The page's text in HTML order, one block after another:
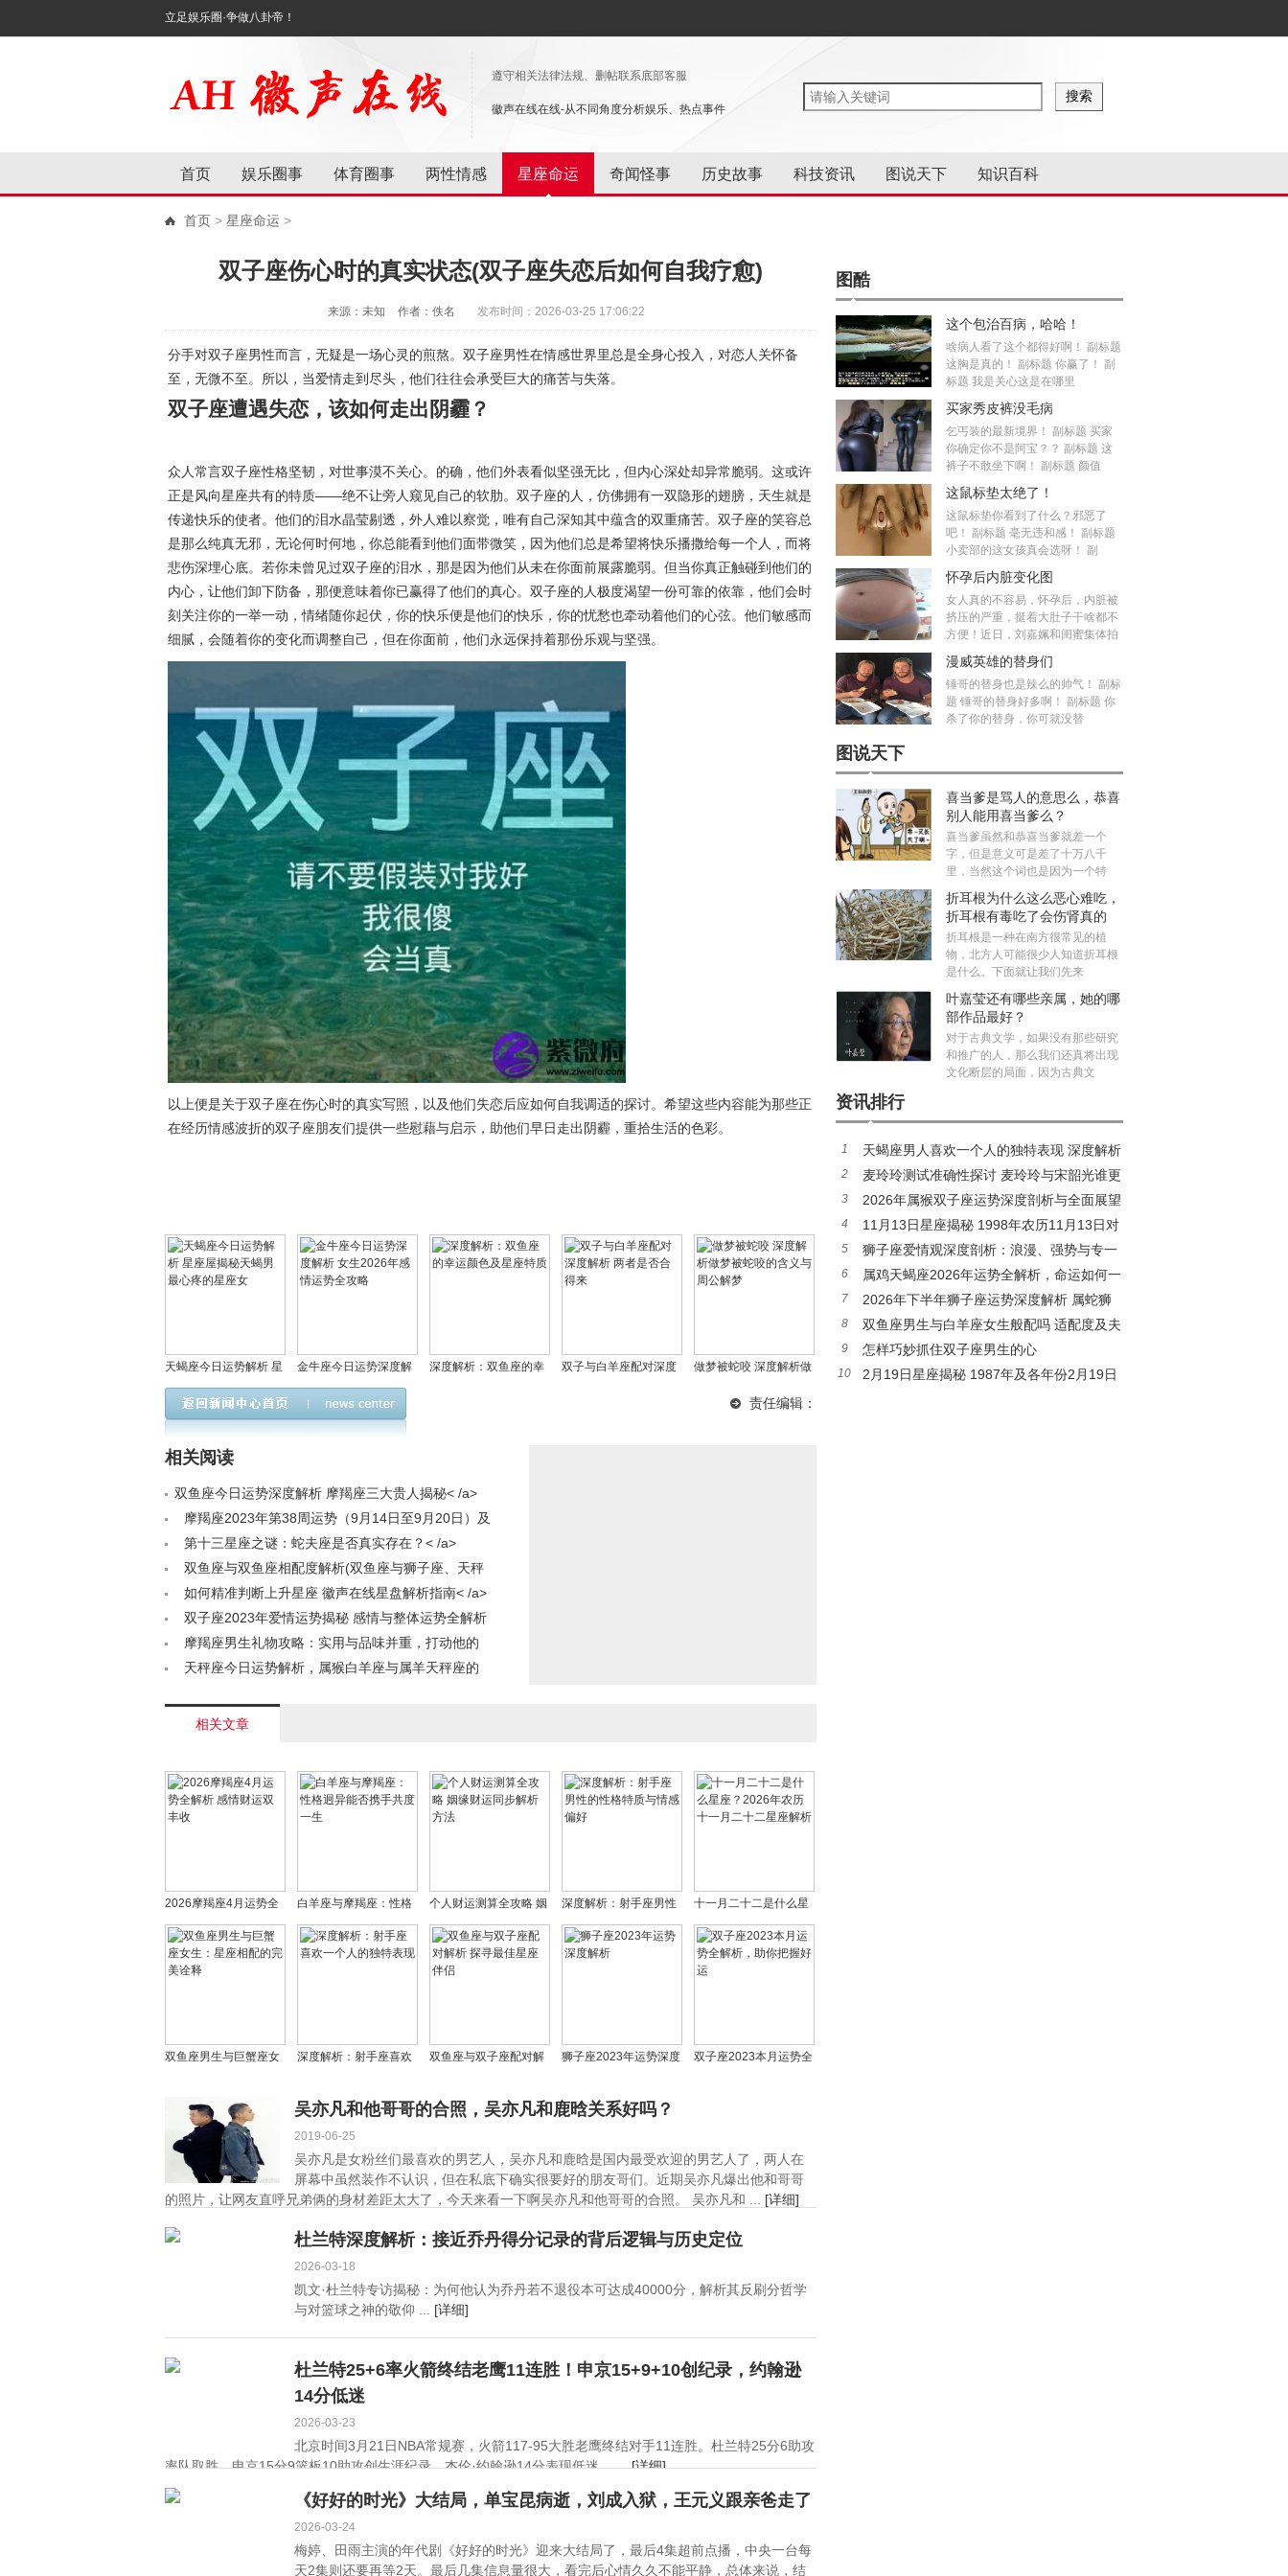
立足娱乐圈·争做八卦帝！
遵守相关法律法规、删帖联系底部客服
徽声在线在线-从不同角度分析娱乐、热点事件
首页 娱乐圈事 体育圈事 两性情感 星座命运 奇闻怪事 历史故事 科技资讯 图说天下 知识百科
首页 > 星座命运 >
双子座伤心时的真实状态(双子座失恋后如何自我疗愈)
来源：未知 作者：佚名 发布时间：2026-03-25 17:06:22
分手对双子座男性而言，无疑是一场心灵的煎熬。双子座男性在情感世界里总是全身心投入，对恋人关怀备
至，无微不至。所以，当爱情走到尽头，他们往往会承受巨大的痛苦与失落。
双子座遭遇失恋，该如何走出阴霾？
众人常言双子座性格坚韧，对世事漠不关心。的确，他们外表看似坚强无比，但内心深处却异常脆弱。这或许
正是风向星座共有的特质——绝不让旁人窥见自己的软肋。双子座的人，仿佛拥有一双隐形的翅膀，天生就是
传递快乐的使者。他们的泪水晶莹剔透，外人难以察觉，唯有自己深知其中蕴含的双重痛苦。双子座的笑容总
是那么纯真无邪，无论何时何地，你总能看到他们面带微笑，因为他们总是希望将快乐播撒给每一个人，而将
悲伤深埋心底。若你未曾见过双子座的泪水，那是因为他们从未在你面前展露脆弱。但当你真正触碰到他们的
内心，让他们卸下防备，那便意味着你已赢得了他们的真心。双子座的人极度渴望一份可靠的依靠，他们会时
刻关注你的一举一动，情绪随你起伏，你的快乐便是他们的快乐，你的忧愁也牵动着他们的心弦。他们敏感而
细腻，会随着你的变化而调整自己，但在你面前，他们永远保持着那份乐观与坚强。
以上便是关于双子座在伤心时的真实写照，以及他们失恋后应如何自我调适的探讨。希望这些内容能为那些正
在经历情感波折的双子座朋友们提供一些慰藉与启示，助他们早日走出阴霾，重拾生活的色彩。
天蝎座今日运势解析 星
座屋揭秘天蝎男最心疼
的星座女
金牛座今日运势深度解
析 女生2026年感情运势
深度解析：双鱼座的幸
双子与白羊座配对深度
做梦被蛇咬 深度解析做
责任编辑：
相关阅读
双鱼座今日运势深度解析 摩羯座三大贵人揭秘< /a>
摩羯座2023年第38周运势（9月14日至9月20日）及
全年运势深度剖析< /a>
第十三星座之谜：蛇夫座是否真实存在？< /a>
双鱼座与双鱼座相配度解析(双鱼座与狮子座、天秤
座缘份探讨)< /a>
如何精准判断上升星座 徽声在线星盘解析指南< /a>
双子座2023年爱情运势揭秘 感情与整体运势全解析
< /a>摩羯座男生礼物攻略：实用与品味并重，打动他的
心< /a>天秤座今日运势解析，属猴白羊座与属羊天秤座的
相关文章
2026摩羯座4月运势全
解析 感情财运双丰收
白羊座与摩羯座：性格
迥异能否携手共度一生
个人财运测算全攻略 姻
缘财运同步解析方法
深度解析：射手座男性
的性格特质与情感偏好
十一月二十二是什么星
座？2026年农历十一月
二十二星座解析
双鱼座男生与巨蟹座女
深度解析：射手座喜欢
双鱼座与双子座配对解
狮子座2023年运势深度
双子座2023本月运势全
吴亦凡和他哥哥的合照，吴亦凡和鹿晗关系好吗？
2019-06-25
吴亦凡是女粉丝们最喜欢的男艺人，吴亦凡和鹿晗是国内最受欢迎的男艺人了，两人在
屏幕中虽然装作不认识，但在私底下确实很要好的朋友哥们。近期吴亦凡爆出他和哥哥
的照片，让网友直呼兄弟俩的身材差距太大了，今天来看一下啊吴亦凡和他哥哥的合照。 吴亦凡和 ... [详细]
杜兰特深度解析：接近乔丹得分记录的背后逻辑与历史定位
2026-03-18
凯文·杜兰特专访揭秘：为何他认为乔丹若不退役本可达成40000分，解析其反刷分哲学
与对篮球之神的敬仰 ... [详细]
杜兰特25+6率火箭终结老鹰11连胜！申京15+9+10创纪录，约翰逊
14分低迷
2026-03-23
北京时间3月21日NBA常规赛，火箭117-95大胜老鹰终结对手11连胜。杜兰特25分6助攻
率队取胜，申京15分9篮板10助攻创生涯纪录，杰伦·约翰逊14分表现低迷。 ...[详细]
《好好的时光》大结局，单宝昆病逝，刘成入狱，王元义跟亲爸走了
2026-03-24
梅婷、田雨主演的年代剧《好好的时光》迎来大结局了，最后4集超前点播，中央一台每
天2集则还要再等2天。最后几集信息量很大，看完后心情久久不能平静，总体来说，结
图酷
这个包治百病，哈哈！
啥病人看了这个都得好啊！ 副标题
这胸是真的！ 副标题 你赢了！ 副
标题 我是关心这是在哪里
买家秀皮裤没毛病
乞丐装的最新境界！ 副标题 买家
你确定你不是阿宝？？ 副标题 这
裤子不敢坐下啊！ 副标题 颜值
这鼠标垫太绝了！
这鼠标垫你看到了什么？邪恶了
吧！ 副标题 毫无违和感！ 副标题
小卖部的这女孩真会选呀！ 副
怀孕后内脏变化图
女人真的不容易，怀孕后，内脏被
挤压的严重，挺着大肚子干啥都不
方便！近日，刘嘉姵和闺蜜集体拍
漫威英雄的替身们
锤哥的替身也是辣么的帅气！ 副标
题 锤哥的替身好多啊！ 副标题 你
杀了你的替身，你可就没替
图说天下
喜当爹是骂人的意思么，恭喜
别人能用喜当爹么？
喜当爹虽然和恭喜当爹就差一个
字，但是意义可是差了十万八千
里，当然这个词也是因为一个特
折耳根为什么这么恶心难吃，
折耳根有毒吃了会伤肾真的
吗？
折耳根是一种在南方很常见的植
物，北方人可能很少人知道折耳根
是什么。下面就让我们先来
叶嘉莹还有哪些亲属，她的哪
部作品最好？
对于古典文学，如果没有那些研究
和推广的人，那么我们还真将出现
文化断层的局面，因为古典文
资讯排行
1
天蝎座男人喜欢一个人的独特表现 深度解析
准到爆
2
麦玲玲测试准确性探讨 麦玲玲与宋韶光谁更
准
3 2026年属猴双子座运势深度剖析与全面展望
4
11月13日星座揭秘 1998年农历11月13日对
应星座深度解析
5
狮子座爱情观深度剖析：浪漫、强势与专一
并存
6
属鸡天蝎座2026年运势全解析，命运如何一
探究竟
7
2026年下半年狮子座运势深度解析 属蛇狮
子座全年运势展望
8
双鱼座男生与白羊座女生般配吗 适配度及夫
妻相处之道
9 怎样巧妙抓住双子座男生的心
10
2月19日星座揭秘 1987年及各年份2月19日